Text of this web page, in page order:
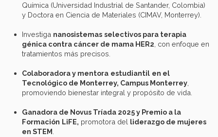
Química (Universidad Industrial de Santander, Colombia)
y Doctora en Ciencia de Materiales (CIMAV, Monterrey).
Investiga nanosistemas selectivos para terapia
génica contra cáncer de mama HER2 , con enfoque en
tratamientos más precisos.
Colaboradoray mentora estudiantil en el
Tecnológico de Monterrey, Campus Monterrey
promoviendo bienestar integral y propósito de vida.
Ganadora de Novus Tríada 2025 y Premio a la
Formación LiFE, promotora del liderazgo de mujeres
en STEM